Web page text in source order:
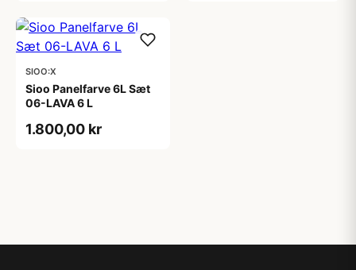
SIOO:X
Sioo Panelfarve 6L Sæt
06-LAVA 6 L
1.800,00 kr